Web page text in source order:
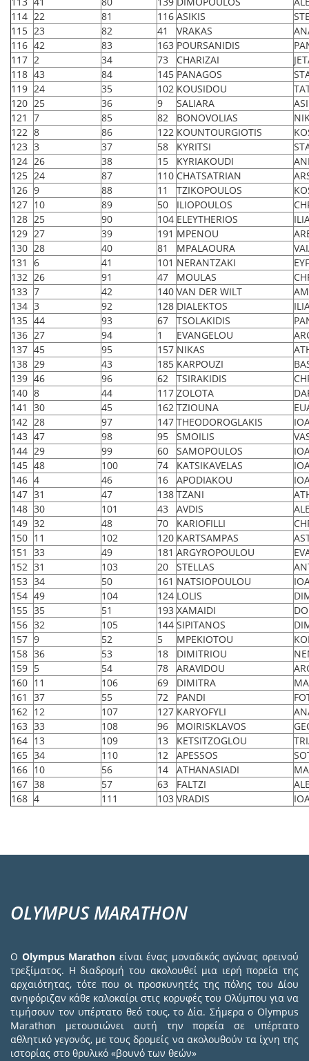
114 22 81 116 ASIKIS
115 23 82 41 VRAKAS
116 42 83 163 POURSANIDIS
117 2 34 73 CHARIZAI
118 43 84 145 PANAGOS
119 24 35 102 KOUSIDOU
120 25 36 9 SALIARA
121
7 85 82 BONOVOLIAS
122 8 86 122 KOUNTOURGIOTIS
123 3 37 58 KYRITSI
124 26 38 15 KYRIAKOUDI
125 24 87 110 CHATSATRIAN
126 9 88 11 TZIKOPOULOS
127 10 89 50 ILIOPOULOS
128 25 90 104 ELEYTHERIOS
129 27 39 191 MPENOU
130 28 40 81 MPALAOURA
131
6 41 101 NERANTZAKI
132 26 91 47 MOULAS
133 7 42 140 VAN DER WILT
134 3 92 128 DIALEKTOS
135 44 93 67 TSOLAKIDIS
136 27 94 1 EVANGELOU
137 45 95 157 NIKAS
138 29 43 185 KARPOUZI
139 46 96 62 TSIRAKIDIS
140 8 44 117 ZOLOTA
141
30 45 162 TZIOUNA
142 28 97 147 THEODOROGLAKIS
143 47 98 95 SMOILIS
144 29 99 60 SAMOPOULOS
145 48 100 74 KATSIKAVELAS
146 4 46 16 APODIAKOU
147 31 47 138 TZANI
148 30 101 43 AVDIS
149 32 48 70 KARIOFILLI
150 11 102 120 KARTSAMPAS
151
33 49 181 ARGYROPOULOU
152 31 103 20 STELLAS
153 34 50 161 NATSIOPOULOU
154 49 104 124 LOLIS
155 35 51 193 XAMAIDI
156 32 105 144 SIPITANOS
157 9 52 5 MPEKIOTOU
158 36 53 18 DIMITRIOU
159 5 54 78 ARAVIDOU
160 11 106 69 DIMITRA
161
37 55 72 PANDI
162 12 107 127 KARYOFYLI
163 33 108 96 MOIRISKLAVOS
164 13 109 13 KETSITZOGLOU
165 34 110 12 APESSOS
166 10 56 14 ATHANASIADI
167 38 57 63 FALTZI
168 4 111 103 VRADIS
OLYMPUS MARATHON
Ο Olympus Marathon είναι ένας μοναδικός αγώνας ορεινού
τρεξίματος. Η διαδρομή του ακολουθεί μια ιερή πορεία της
αρχαιότητας, τότε που οι προσκυνητές της πόλης του Δίου
ανηφόριζαν κάθε καλοκαίρι στις κορυφές του Ολύμπου για να
τιμήσουν τον υπέρτατο θεό τους, το Δία. Σήμερα ο Olympus
Marathon μετουσιώνει αυτή την πορεία σε υπέρτατο
αθλητικό γεγονός, με τους δρομείς να ακολουθούν τα ίχνη της
ιστορίας στο θρυλικό «βουνό των θεών»